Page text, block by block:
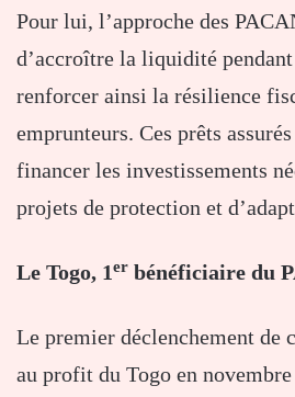
Pour lui, l’approche des
d’accroître la liquidité
renforcer ainsi la résilience
emprunteurs. Ces prêts
financer les investissements
projets de protection et
Le Togo, 1er bénéficiaire du
Le premier déclenchement de
au profit du Togo en